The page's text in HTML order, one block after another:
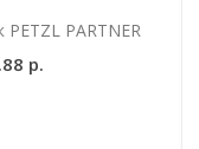
PETZL PARTNER
р.